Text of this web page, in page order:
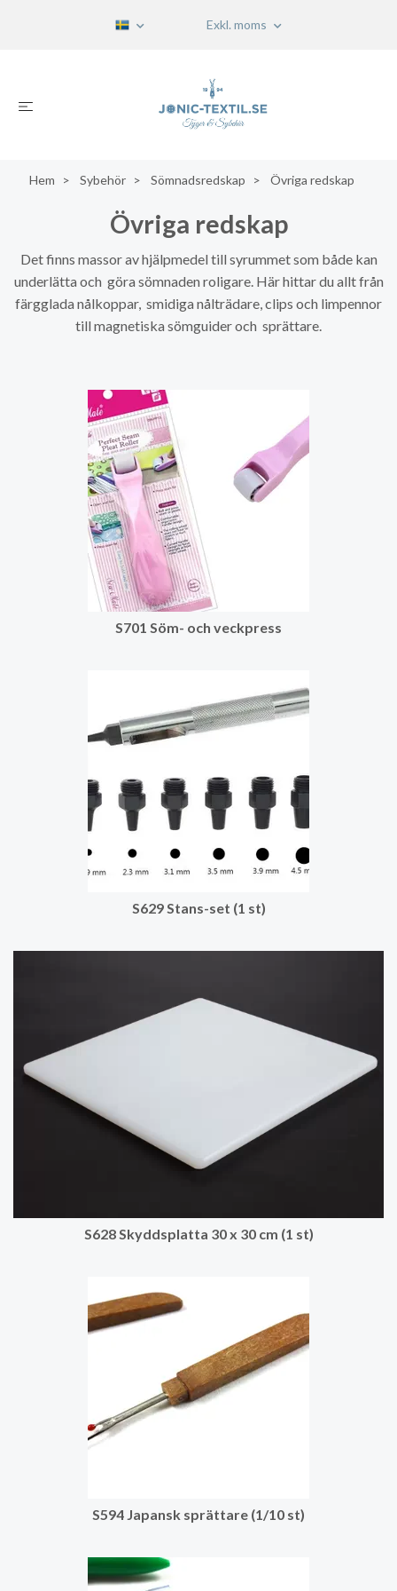
Exkl. moms
Hem Sybehör Sömnadsredskap Övriga redskap
Övriga redskap
Det finns massor av hjälpmedel till syrummet som både kan
underlätta och göra sömnaden roligare. Här hittar du allt från
färgglada nålkoppar, smidiga nålträdare, clips och limpennor
till magnetiska sömguider och sprättare.
S701 Söm- och veckpress
S629 Stans-set (1 st)
S628 Skyddsplatta 30 x 30 cm (1 st)
S594 Japansk sprättare (1/10 st)